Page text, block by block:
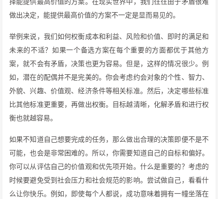
做出决定，能提供最高价值的方案不一定是显而易见的。
举例来说，我们如何权衡成本和利益、风险和价值、即时的满足和
未来的不适？如果一个备选方案在每个重要的方面都优于其他方
案，就不会有矛盾，决策也更为容易。但是，这样的情况很少。例
如，潜在的配偶并不是完美的。你会考虑约会对象的个性、智力、
外貌、兴趣、价值观、经济条件等相关标准。然后，决定哪些标准
比其他标准更重要，再做出权衡。目标越清晰，化解矛盾和进行权
衡也就越容易。
如果不知道自己想要完成的任务，那么做出合理的决策即便不是不
可能，也会是非常困难的。所以，你需要知道自己的自标和偏好。
你可以从评估自己的价值观和优先项开始。什么是重要的？考虑的
时候要避免受到社会压力和社会规范的影响。尝试做自己，看看什
么让你快乐。例如，即使每个人都说，成功意味着拥有一幢坐落在